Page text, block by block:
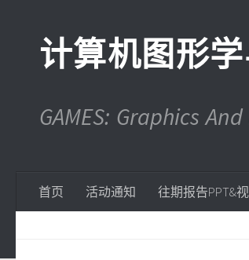
计算机图形
GAMES: Graphics
首页 活动通知 往期报告PPT&